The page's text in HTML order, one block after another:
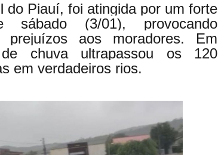
do Piauí, foi atingida por um forte
(3/01), provocando
prejuízos aos moradores. Em
chuva ultrapassou os 120
em verdadeiros rios.